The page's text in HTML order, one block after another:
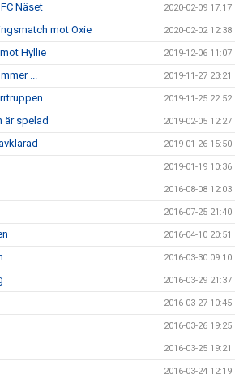
Näset 2020-02-09 17:17
mot Oxie 2020-02-02 12:38
Hyllie 2019-12-06 11:07
... 2019-11-27 23:21
2019-11-25 22:52
är spelad 2019-02-05 12:27
2019-01-26 15:50
2019-01-19 10:36
2016-08-08 12:03
2016-07-25 21:40
2016-04-10 20:51
2016-03-30 09:10
2016-03-29 21:37
2016-03-27 10:45
2016-03-26 19:25
2016-03-25 19:21
2016-03-24 12:19